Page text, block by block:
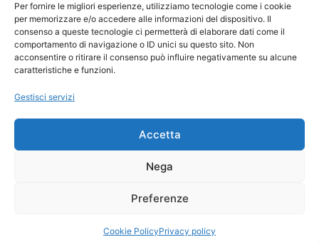
Per fornire le migliori esperienze, utilizziamo tecnologie come i cookie
per memorizzare e/o accedere alle informazioni del dispositivo. Il
consenso a queste tecnologie ci permetterà di elaborare dati come il
comportamento di navigazione o ID unici su questo sito. Non
acconsentire o ritirare il consenso può influire negativamente su alcune
caratteristiche e funzioni.
Gestisci servizi
Accetta
Nega
Preferenze
Cookie PolicyPrivacy policy
Servizi utili
Download brochures
© All rights reserved